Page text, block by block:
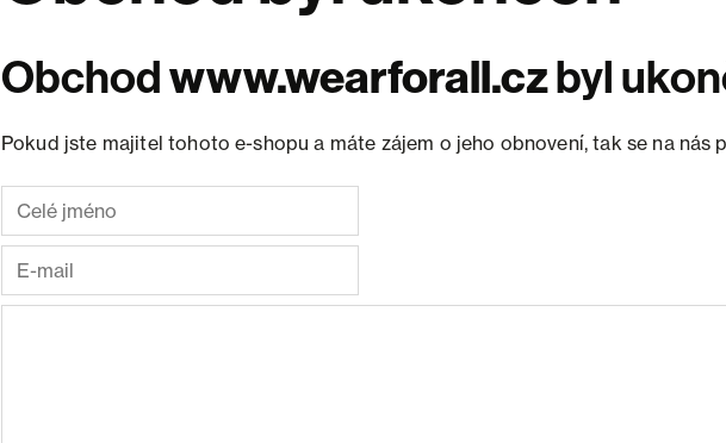
Obchodwww.wearforall.czbyl
Pokud jste majitel tohoto e-shopu a máte zájem o jeho obnovení, tak se na nás